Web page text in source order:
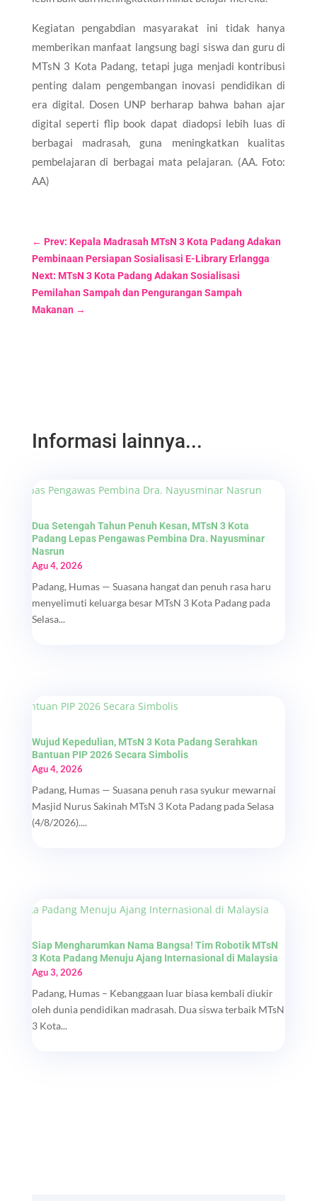
Kegiatan pengabdian masyarakat ini tidak hanya
memberikan manfaat langsung bagi siswa dan guru di
MTsN 3 Kota Padang, tetapi juga menjadi kontribusi
penting dalam pengembangan inovasi pendidikan di
era digital. Dosen UNP berharap bahwa bahan ajar
digital seperti flip book dapat diadopsi lebih luas di
berbagai madrasah, guna meningkatkan kualitas
pembelajaran di berbagai mata pelajaran. (AA. Foto:
AA)
← Prev: Kepala Madrasah MTsN 3 Kota Padang Adakan
Pembinaan Persiapan Sosialisasi E-Library Erlangga
Next: MTsN 3 Kota Padang Adakan Sosialisasi
Pemilahan Sampah dan Pengurangan Sampah
Makanan→
Informasi lainnya...
Dua Setengah Tahun Penuh Kesan, MTsN 3 Kota
Padang Lepas Pengawas Pembina Dra. Nayusminar
Nasrun
Agu 4, 2026
Padang, Humas — Suasana hangat dan penuh rasa haru
menyelimuti keluarga besar MTsN 3 Kota Padang pada
Selasa...
Wujud Kepedulian, MTsN 3 Kota Padang Serahkan
Bantuan PIP 2026 Secara Simbolis
Agu 4, 2026
Padang, Humas — Suasana penuh rasa syukur mewarnai
Masjid Nurus Sakinah MTsN 3 Kota Padang pada Selasa
(4/8/2026)....
Siap Mengharumkan Nama Bangsa! Tim Robotik MTsN
3 Kota Padang Menuju Ajang Internasional di Malaysia
Agu 3, 2026
Padang, Humas – Kebanggaan luar biasa kembali diukir
oleh dunia pendidikan madrasah. Dua siswa terbaik MTsN
3 Kota...